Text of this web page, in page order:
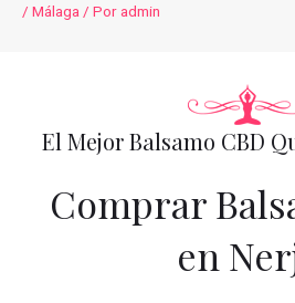
/ Málaga / Poradmin
El Mejor Balsamo CBD
Comprar
en